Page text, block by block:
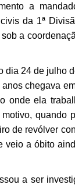
a
da 1ª
a
dia 24 de julho
anos chegava
onde ela
quando
de revólver
veio a óbito
a ser